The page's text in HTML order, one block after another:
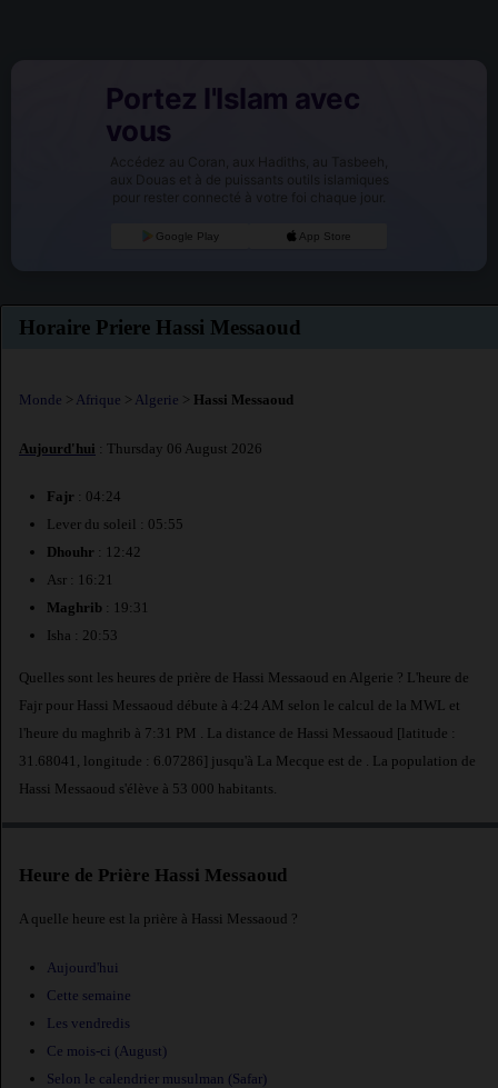
Portez l'Islam avec
vous
Accédez au Coran, aux Hadiths, au Tasbeeh,
aux Douas et à de puissants outils islamiques
pour rester connecté à votre foi chaque jour.
Google Play App Store
Horaire Priere Hassi Messaoud
Monde > Afrique > Algerie > Hassi Messaoud
Aujourd'hui : Thursday 06 August 2026
Fajr : 04:24
Lever du soleil : 05:55
Dhouhr : 12:42
Asr : 16:21
Maghrib : 19:31
Isha : 20:53
Quelles sont les heures de prière de Hassi Messaoud en Algerie ? L'heure de
Fajr pour Hassi Messaoud débute à 4:24 AM selon le calcul de la MWL et
l'heure du maghrib à 7:31 PM . La distance de Hassi Messaoud [latitude :
31.68041, longitude : 6.07286] jusqu'à La Mecque est de . La population de
Hassi Messaoud s'élève à 53 000 habitants.
Heure de Prière Hassi Messaoud
A quelle heure est la prière à Hassi Messaoud ?
Aujourd'hui
Cette semaine
Les vendredis
Ce mois-ci (August)
Selon le calendrier musulman (Safar)